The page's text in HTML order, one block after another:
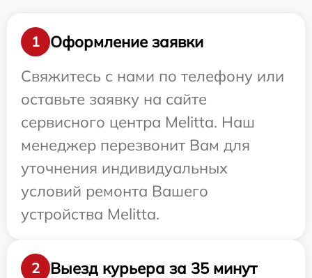
1
Оформление заявки
Свяжитесь с нами по телефону или
оставьте заявку на сайте
сервисного центра Melitta. Наш
менеджер перезвонит Вам для
уточнения индивидуальных
условий ремонта Вашего
устройства Melitta.
2 Выезд курьера за 35 минут